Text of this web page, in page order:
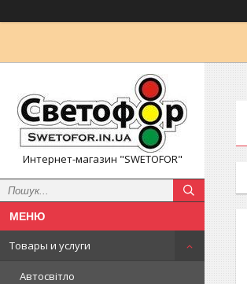
Интернет-магазин "SWETOFOR"
Товары и услуги
Автосвітло